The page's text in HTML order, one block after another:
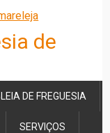
de
DE FREGUESIA
SERVIÇOS